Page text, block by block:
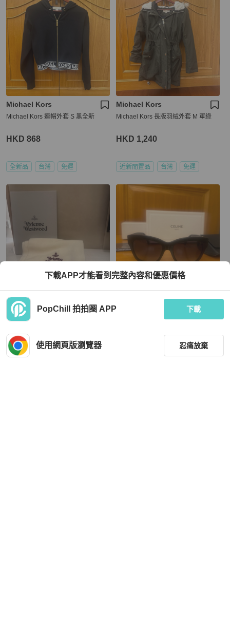
Michael Kors
Michael Kors 連帽外套 S 黑全新
HKD 868
全新品 台灣 免運
Michael Kors
Michael Kors 長版羽絨外套 M 軍綠
HKD 1,240
近新閒置品 台灣 免運
Vivienne Westwood
Vivienne Westwood 米白圍巾 全新 B
abymonster Asa同款
全新品
Celine 凱旋門logo墨鏡 全新
免運
下載APP才能看到完整內容和優惠價格
PopChill 拍拍圈 APP 下載
使用網頁版瀏覽器 忍痛放棄